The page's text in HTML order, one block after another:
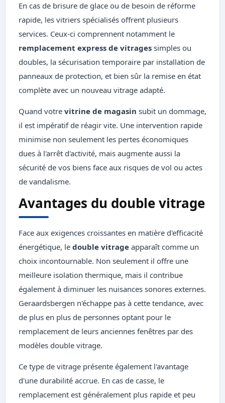
En cas de brisure de glace ou de besoin de réforme
rapide, les vitriers spécialisés offrent plusieurs
services. Ceux-ci comprennent notamment le
remplacement express de vitrages simples ou
doubles, la sécurisation temporaire par installation de
panneaux de protection, et bien sûr la remise en état
complète avec un nouveau vitrage adapté.
Quand votre vitrine de magasin subit un dommage,
il est impératif de réagir vite. Une intervention rapide
minimise non seulement les pertes économiques
dues à l'arrêt d'activité, mais augmente aussi la
sécurité de vos biens face aux risques de vol ou actes
de vandalisme.
Avantages du double vitrage
Face aux exigences croissantes en matière d'efficacité
énergétique, le double vitrage apparaît comme un
choix incontournable. Non seulement il offre une
meilleure isolation thermique, mais il contribue
également à diminuer les nuisances sonores externes.
Geraardsbergen n'échappe pas à cette tendance, avec
de plus en plus de personnes optant pour le
remplacement de leurs anciennes fenêtres par des
modèles double vitrage.
Ce type de vitrage présente également l'avantage
d'une durabilité accrue. En cas de casse, le
remplacement est généralement plus rapide et peu